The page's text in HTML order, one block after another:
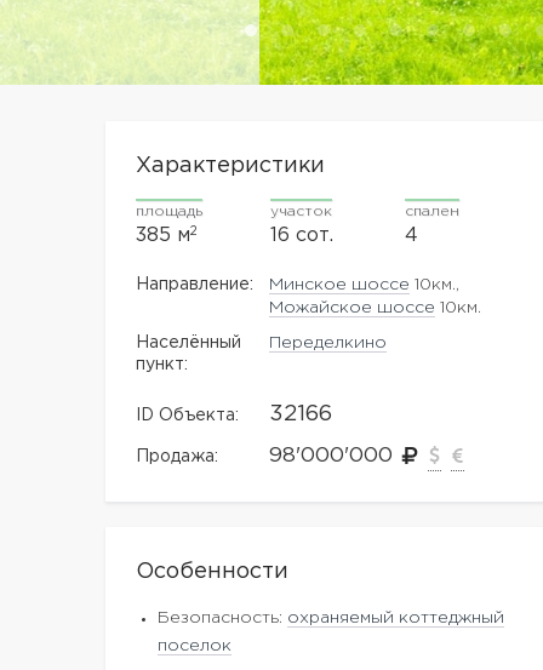
Характеристики
площадь
385 м2
участок
16 сот.
спален
4
Направление: Минское шоссе 10км.,
Можайское шоссе 10км.
Населённый
пункт:
Переделкино
ID Объекта: 32166
Продажа: 98'000'000
Особенности
Безопасность: охраняемый коттеджный
поселок